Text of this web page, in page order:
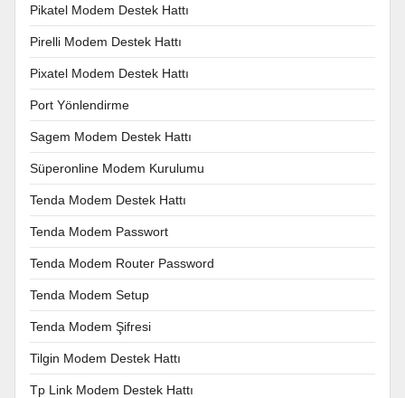
Pikatel Modem Destek Hattı
Pirelli Modem Destek Hattı
Pixatel Modem Destek Hattı
Port Yönlendirme
Sagem Modem Destek Hattı
Süperonline Modem Kurulumu
Tenda Modem Destek Hattı
Tenda Modem Passwort
Tenda Modem Router Password
Tenda Modem Setup
Tenda Modem Şifresi
Tilgin Modem Destek Hattı
Tp Link Modem Destek Hattı